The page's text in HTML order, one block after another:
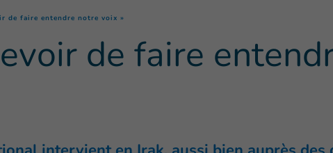
de faire entendre notre voix »
de faire